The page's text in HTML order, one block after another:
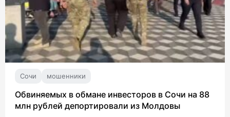
Сочи мошенники
Обвиняемых в обмане инвесторов в Сочи на 88
млн рублей депортировали из Молдовы